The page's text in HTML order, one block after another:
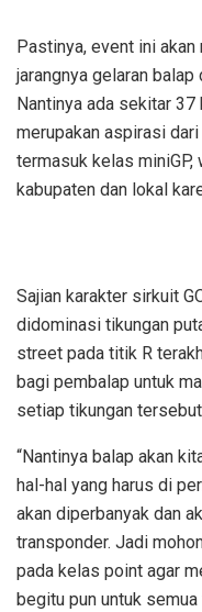
Pastinya, event ini
jarangnya gelaran
Nantinya ada sekitar
merupakan aspirasi
termasuk kelas miniGP,
kabupaten dan lokal
Sajian karakter sirkuit
didominasi tikungan
street pada titik R
bagi pembalap untuk
setiap tikungan
“Nantinya balap akan
hal-hal yang harus di
akan diperbanyak dan
transponder. Jadi
pada kelas point agar
begitu pun untuk